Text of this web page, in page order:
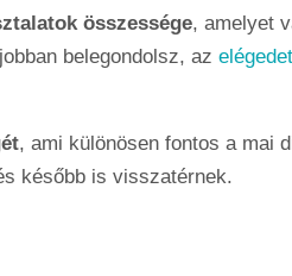
összessége, amelyet
belegondolsz, az
, ami különösen fontos a mai
később is visszatérnek.